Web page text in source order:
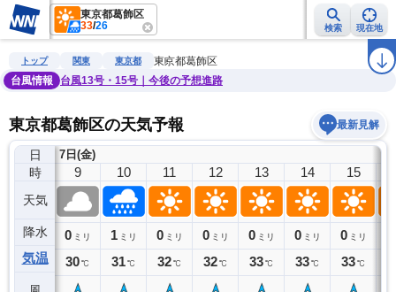
東京都葛飾区
33/26 検索 現在地
雨雲レーダー 台風情報 地震情報 ラ
トップ 関東 東京都
東京都葛飾区
台風情報
台風13号・15号｜今後の予想進路
東京都葛飾区の天気予報 最新見解
日
時
天気
降水
気温
7日(金)
8
0ミリ
29℃
9
0 ミリ
30℃
10
1 ミリ
31℃
11
0 ミリ
32℃
12
0 ミリ
32℃
13
0 ミリ
33℃
14
0 ミリ
33℃
15
0 ミリ
33℃